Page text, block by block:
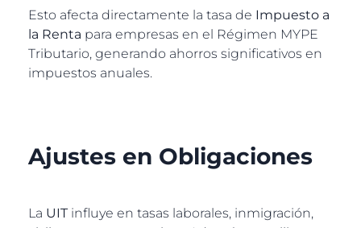
Esto afecta directamente la tasa de Impuesto a
la Renta para empresas en el Régimen MYPE
Tributario, generando ahorros significativos en
impuestos anuales.
Ajustes en Obligaciones
La UITinfluye en tasas laborales, inmigración,